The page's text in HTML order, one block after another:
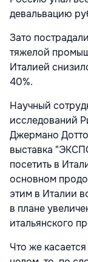
девальвацию
Зато
тяжелой
Италией
40%.
Научный
исследований
Джермано
выставка
посетить в
основном
этим в Италии
в плане
итальянского
Что же